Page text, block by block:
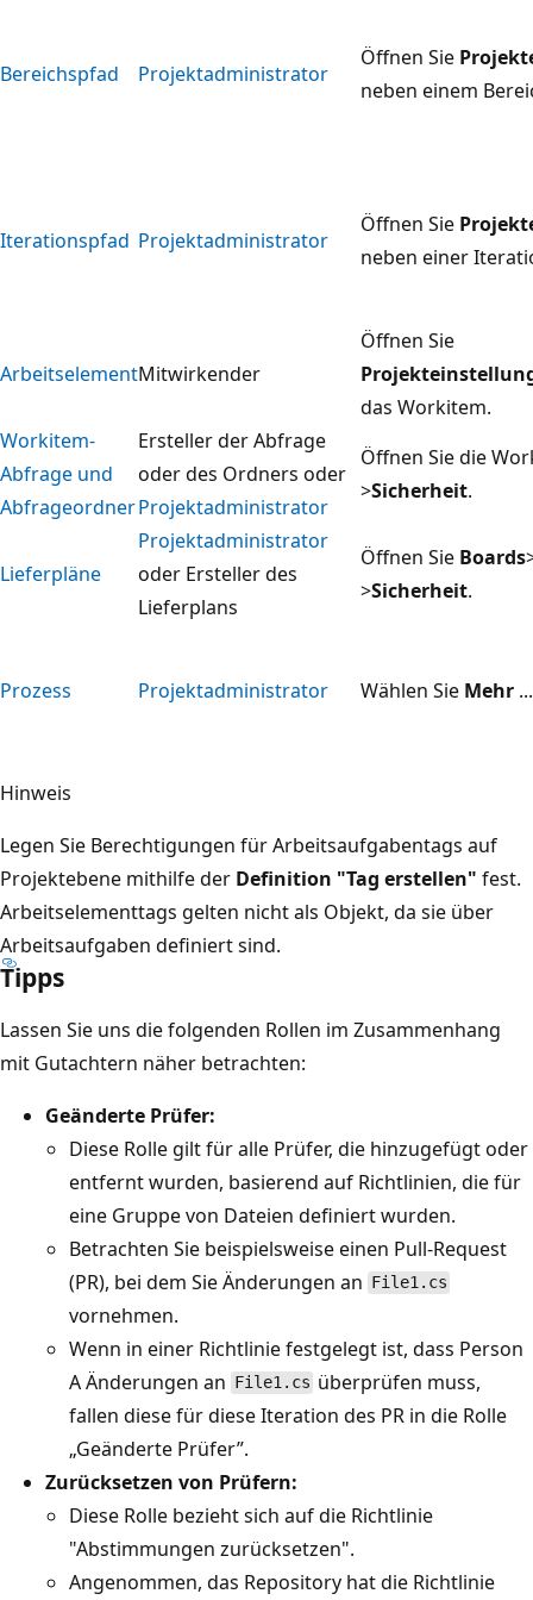
Bereichspfad Projektadministrator
Öffnen Sie
neben einem
Iterationspfad Projektadministrator
Öffnen Sie
neben einer
ArbeitselementMitwirkender
Öffnen Sie
das Workitem.
Workitem-
Abfrage und
Abfrageordner
Ersteller der Abfrage
oder des Ordners oder
Projektadministrator
Öffnen Sie die
>Sicherheit.
Lieferpläne
Projektadministrator
oder Ersteller des
Lieferplans
Öffnen Sie Boards
>Sicherheit.
Prozess Projektadministrator Wählen Sie Mehr
Hinweis
Legen Sie Berechtigungen für Arbeitsaufgabentags auf
Projektebene mithilfe der Definition "Tag erstellen" fest.
Arbeitselementtags gelten nicht als Objekt, da sie über
Arbeitsaufgaben definiert sind.
Tipps
Lassen Sie uns die folgenden Rollen im Zusammenhang
mit Gutachtern näher betrachten:
Geänderte Prüfer:
Diese Rolle gilt für alle Prüfer, die hinzugefügt oder
entfernt wurden, basierend auf Richtlinien, die für
eine Gruppe von Dateien definiert wurden.
Betrachten Sie beispielsweise einen Pull-Request
(PR), bei dem Sie Änderungen an File1.cs
vornehmen.
Wenn in einer Richtlinie festgelegt ist, dass Person
A Änderungen an File1.cs überprüfen muss,
fallen diese für diese Iteration des PR in die Rolle
„Geänderte Prüfer”.
Zurücksetzen von Prüfern:
Diese Rolle bezieht sich auf die Richtlinie
"Abstimmungen zurücksetzen".
Angenommen, das Repository hat die Richtlinie